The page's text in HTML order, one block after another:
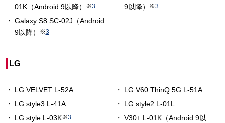
01K（Android 9以降）
※3
9以降）
※3
Galaxy S8 SC-02J（Android
9以降）
※3
LG
LG VELVET L-52A
LG V60 ThinQ 5G L-51A
LG style3 L-41A
LG style2 L-01L
LG style L-03K※3
V30+ L-01K（Android 9以